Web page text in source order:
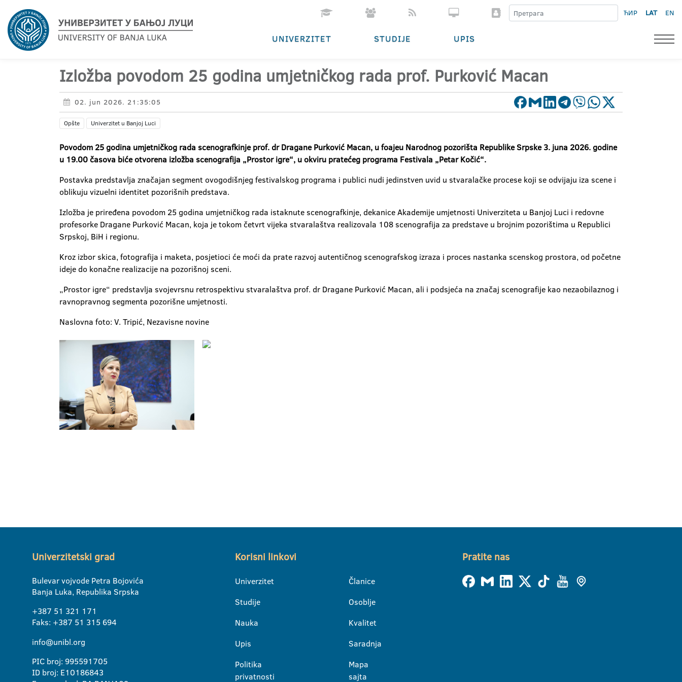
ЋИР LAT EN
UNIVERZITET STUDIJE UPIS
Izložba povodom 25 godina umjetničkog rada prof. Purković Macan
02. jun 2026. 21:35:05
Opšte Univerzitet u Banjoj Luci
Povodom 25 godina umjetničkog rada scenografkinje prof. dr Dragane Purković Macan, u foajeu Narodnog pozorišta Republike Srpske 3. juna 2026. godine
u 19.00 časova biće otvorena izložba scenografija „Prostor igre“, u okviru pratećeg programa Festivala „Petar Kočić“.
Postavka predstavlja značajan segment ovogodišnjeg festivalskog programa i publici nudi jedinstven uvid u stvaralačke procese koji se odvijaju iza scene i
oblikuju vizuelni identitet pozorišnih predstava.
Izložba je priređena povodom 25 godina umjetničkog rada istaknute scenografkinje, dekanice Akademije umjetnosti Univerziteta u Banjoj Luci i redovne
profesorke Dragane Purković Macan, koja je tokom četvrt vijeka stvaralaštva realizovala 108 scenografija za predstave u brojnim pozorištima u Republici
Srpskoj, BiH i regionu.
Kroz izbor skica, fotografija i maketa, posjetioci će moći da prate razvoj autentičnog scenografskog izraza i proces nastanka scenskog prostora, od početne
ideje do konačne realizacije na pozorišnoj sceni.
„Prostor igre“ predstavlja svojevrsnu retrospektivu stvaralaštva prof. dr Dragane Purković Macan, ali i podsjeća na značaj scenografije kao nezaobilaznog i
ravnopravnog segmenta pozorišne umjetnosti.
Naslovna foto: V. Tripić, Nezavisne novine
Univerzitetski grad
Bulevar vojvode Petra Bojovića
Banja Luka, Republika Srpska
+387 51 321 171
Faks: +387 51 315 694
info@unibl.org
PIC broj: 995591705
ID broj: E10186843
Korisni linkovi
Univerzitet
Studije
Nauka
Upis
Politika
privatnosti
Članice
Osoblje
Kvalitet
Saradnja
Mapa
sajta
Pratite nas